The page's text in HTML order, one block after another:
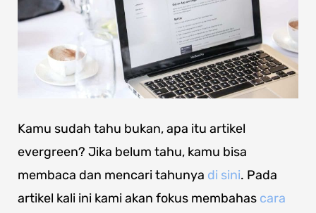
Kamu sudah tahu bukan, apa itu artikel
evergreen? Jika belum tahu, kamu bisa
membaca dan mencari tahunya di sini. Pada
artikel kali ini kami akan fokus membahas cara